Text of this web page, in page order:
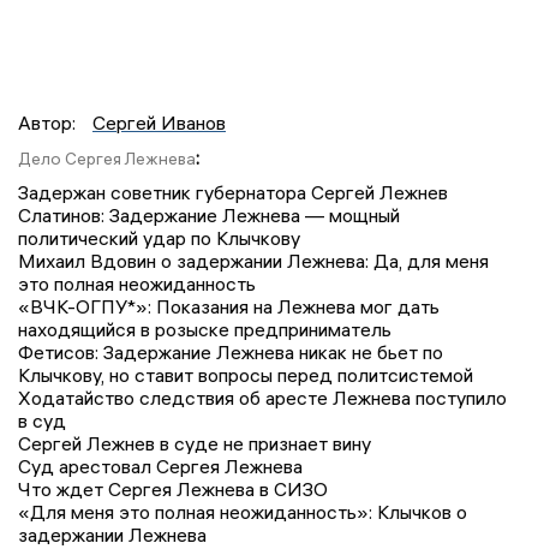
Автор: Сергей Иванов
Дело Сергея Лежнева:
Задержан советник губернатора Сергей Лежнев
Слатинов: Задержание Лежнева — мощный
политический удар по Клычкову
Михаил Вдовин о задержании Лежнева: Да, для меня
это полная неожиданность
«ВЧК-ОГПУ*»: Показания на Лежнева мог дать
находящийся в розыске предприниматель
Фетисов: Задержание Лежнева никак не бьет по
Клычкову, но ставит вопросы перед политсистемой
Ходатайство следствия об аресте Лежнева поступило
в суд
Сергей Лежнев в суде не признает вину
Суд арестовал Сергея Лежнева
Что ждет Сергея Лежнева в СИЗО
«Для меня это полная неожиданность»: Клычков о
задержании Лежнева